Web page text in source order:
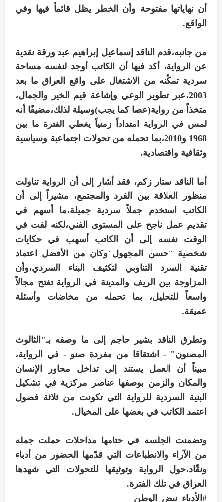
أن نهاياتها مفتوحة وأن الخطر يظل قائماً فيها وفي
الواقع.
من جانبه،قدم الناقد إسماعيل إبراهيم عبد ورقة نقدية
عن الرواية، أكد فيها أن الكاتب أوجد لنفسه مساحة
سردية تمكّنه من الاشتغال على واقع العراق ما بعد
2003،عبر تطوير الوعي وإشاعة قيم الخير والجمال،
متخذاً من رواية(عصا كما يجب)وسيلة لذلك،مضيفًا أنه
لمس في الرواية امتداداً زمنياً يغطي الفترة ما بين
1968 و2010،بما تحمله من تحولات اجتماعية وسياسية
وثقافية واقتصادية.
أما الناقد ستار زكم، فقد أشار إلى أن الرواية تناولت
منظور العلاقة بين الفرد والمجتمع، مشيراً إلى أن
الكاتب استخدم جملاً سردية جميلة،ما أسهم في
تقديم عمل ناجح على المستوى الفني،لكنه لفت في
الوقت نفسه إلى أن الكاتب أسهب في حكايات
شخصية "حسن المجهول"وكان من الأفضل اعتماد
تقنية السرد التناوبي لتكثيف البناء السردي،وأن
المزاوجة بين الريف والمدينة في الرواية تفتح مجالاً
واسعاً للتحليل، بما تحمله من مخاضات وأسئلة
عميقة.
وتطرق الناقد بشير حاجم إلى ما وصفه بـ"الثالوث
المصنون" - اشتقاقا من مفردة صنو - في الرواية،
مبيناً أن العمل يستند إلى تداخل محاور الإنسان
والمكان والزمن بوصفها عناصر مركزية في تشكيل
البنية السردية للرواية التي تكونت من ثلاثة فصول
اعتمد الكاتب في بعضها على المخيال.
وتضمنت الجلسة في ختامها مداخلات حملت جملة
من الآراء والانطباعات التي قدّمها الحضور من أدباء
ونقّاد،حول الرواية وتوثيقها للتحولات التي شهدها
العراق في تلك الفترة.
#الأدباء_نبض_الوطن